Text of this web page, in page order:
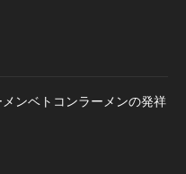
ンベトコンラーメンの発祥